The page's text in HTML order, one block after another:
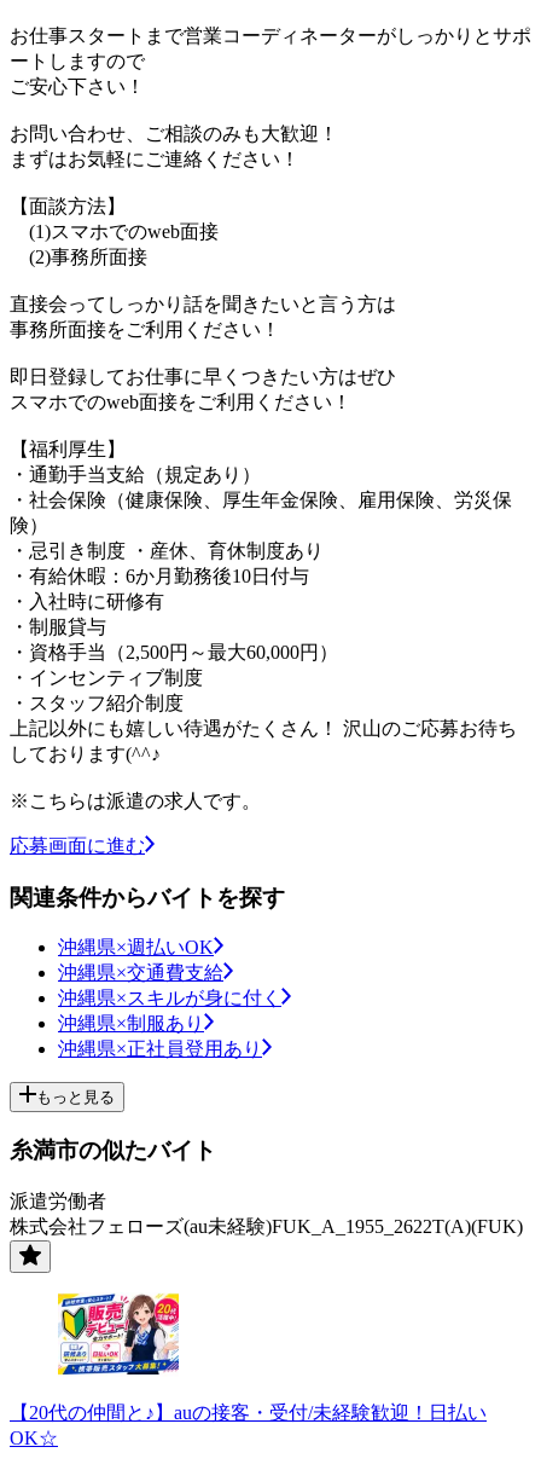
お仕事スタートまで営業コーディネーターがしっかりとサポ
ートしますので
ご安心下さい！
お問い合わせ、ご相談のみも大歓迎！
まずはお気軽にご連絡ください！
【面談方法】
(1)スマホでのweb面接
(2)事務所面接
直接会ってしっかり話を聞きたいと言う方は
事務所面接をご利用ください！
即日登録してお仕事に早くつきたい方はぜひ
スマホでのweb面接をご利用ください！
【福利厚生】
・通勤手当支給（規定あり）
・社会保険（健康保険、厚生年金保険、雇用保険、労災保
険）
・忌引き制度 ・産休、育休制度あり
・有給休暇：6か月勤務後10日付与
・入社時に研修有
・制服貸与
・資格手当（2,500円～最大60,000円）
・インセンティブ制度
・スタッフ紹介制度
上記以外にも嬉しい待遇がたくさん！ 沢山のご応募お待ち
しております(^^♪
※こちらは派遣の求人です。
応募画面に進む
関連条件からバイトを探す
沖縄県×週払いOK
沖縄県×交通費支給
沖縄県×スキルが身に付く
沖縄県×制服あり
沖縄県×正社員登用あり
もっと見る
糸満市の似たバイト
派遣労働者
株式会社フェローズ(au未経験)FUK_A_1955_2622T(A)(FUK)
【20代の仲間と♪】auの接客・受付/未経験歓迎！日払い
OK☆